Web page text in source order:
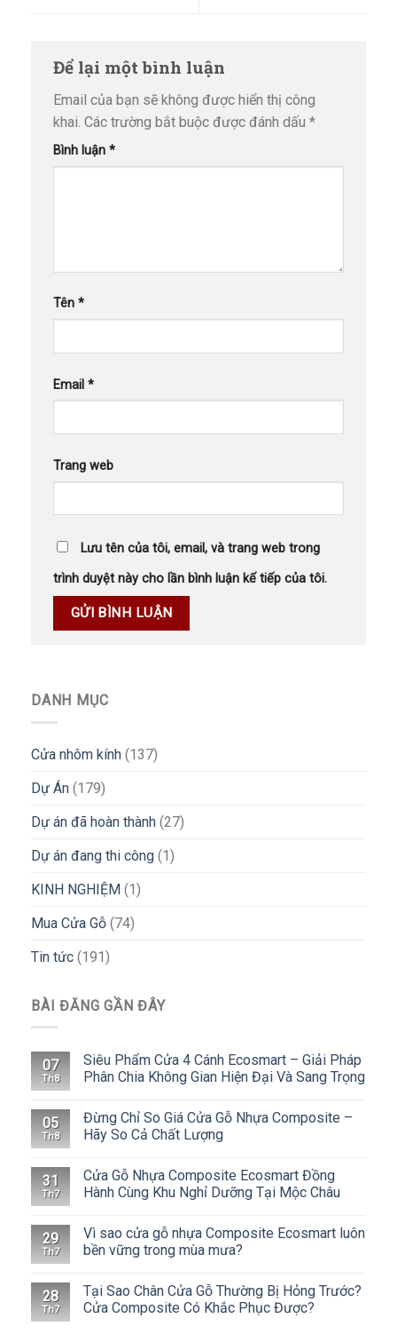
Để lại một bình luận
Email của bạn sẽ không được hiển thị công
khai. Các trường bắt buộc được đánh dấu *
Bình luận *
Tên *
Email *
Trang web
Lưu tên của tôi, email, và trang web trong
trình duyệt này cho lần bình luận kế tiếp của tôi.
DANH MỤC
Cửa nhôm kính (137)
Dự Án (179)
Dự án đã hoàn thành (27)
Dự án đang thi công (1)
KINH NGHIỆM (1)
Mua Cửa Gỗ (74)
Tin tức (191)
BÀI ĐĂNG GẦN ĐÂY
07
Th8
Siêu Phẩm Cửa 4 Cánh Ecosmart – Giải Pháp
Phân Chia Không Gian Hiện Đại Và Sang Trọng
05
Th8
Đừng Chỉ So Giá Cửa Gỗ Nhựa Composite –
Hãy So Cả Chất Lượng
31
Th7
Cửa Gỗ Nhựa Composite Ecosmart Đồng
Hành Cùng Khu Nghỉ Dưỡng Tại Mộc Châu
29
Th7
Vì sao cửa gỗ nhựa Composite Ecosmart luôn
bền vững trong mùa mưa?
28
Th7
Tại Sao Chân Cửa Gỗ Thường Bị Hỏng Trước?
Cửa Composite Có Khắc Phục Được?